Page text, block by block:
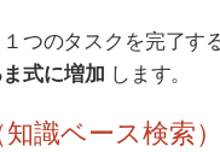
つのタスクを完了す
式に増加 します。
知識ベース検索